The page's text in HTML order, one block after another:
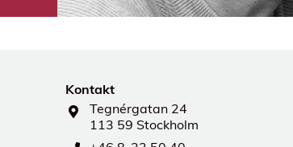
Kontakt
Tegnérgatan 24
113 59 Stockholm